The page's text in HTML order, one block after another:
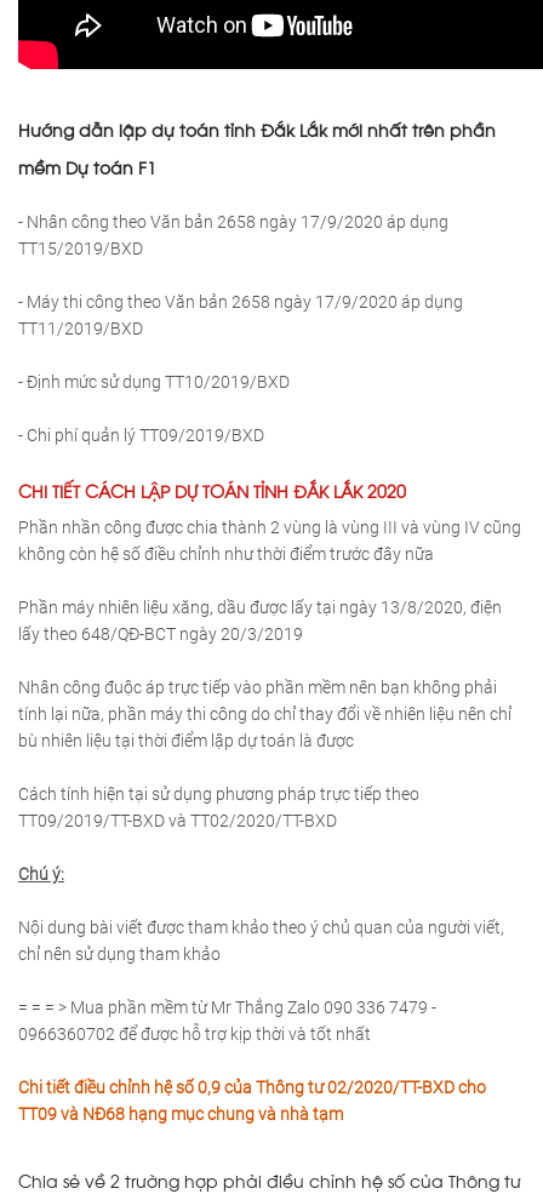
Hướng dẫn lập dự toán tỉnh Đắk Lắk mới nhất trên phần
mềm Dự toán F1
- Nhân công theo Văn bản 2658 ngày 17/9/2020 áp dụng
TT15/2019/BXD
- Máy thi công theo Văn bản 2658 ngày 17/9/2020 áp dụng
TT11/2019/BXD
- Định mức sử dụng TT10/2019/BXD
- Chi phí quản lý TT09/2019/BXD
CHI TIẾT CÁCH LẬP DỰ TOÁN TỈNH ĐẮK LẮK 2020
Phần nhần công được chia thành 2 vùng là vùng III và vùng IV cũng
không còn hệ số điều chỉnh như thời điểm trước đây nữa
Phần máy nhiên liệu xăng, dầu được lấy tại ngày 13/8/2020, điện
lấy theo 648/QĐ-BCT ngày 20/3/2019
Nhân công đuộc áp trực tiếp vào phần mềm nên bạn không phải
tính lại nữa, phần máy thi công do chỉ thay đổi về nhiên liệu nên chỉ
bù nhiên liệu tại thời điểm lập dự toán là được
Cách tính hiện tại sử dụng phương pháp trực tiếp theo
TT09/2019/TT-BXD và TT02/2020/TT-BXD
Chú ý:
Nội dung bài viết được tham khảo theo ý chủ quan của người viết,
chỉ nên sử dụng tham khảo
= = = > Mua phần mềm từ Mr Thắng Zalo 090 336 7479 -
0966360702 để được hỗ trợ kịp thời và tốt nhất
Chi tiết điều chỉnh hệ số 0,9 của Thông tư 02/2020/TT-BXD cho
TT09 và NĐ68 hạng mục chung và nhà tạm
Chia sẻ về 2 trường hợp phải điều chỉnh hệ số của Thông tư